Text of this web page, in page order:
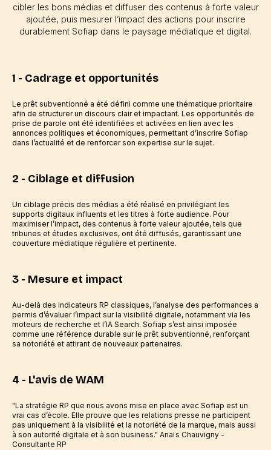
cibler les bons médias et diffuser des contenus à forte valeur
ajoutée, puis mesurer l’impact des actions pour inscrire
durablement Sofiap dans le paysage médiatique et digital.
1 - Cadrage et opportunités
Le prêt subventionné a été défini comme une thématique prioritaire
afin de structurer un discours clair et impactant. Les opportunités de
prise de parole ont été identifiées et activées en lien avec les
annonces politiques et économiques, permettant d’inscrire Sofiap
dans l’actualité et de renforcer son expertise sur le sujet.
2 - Ciblage et diffusion
Un ciblage précis des médias a été réalisé en privilégiant les
supports digitaux influents et les titres à forte audience. Pour
maximiser l’impact, des contenus à forte valeur ajoutée, tels que
tribunes et études exclusives, ont été diffusés, garantissant une
couverture médiatique régulière et pertinente.
3 - Mesure et impact
Au-delà des indicateurs RP classiques, l’analyse des performances a
permis d’évaluer l’impact sur la visibilité digitale, notamment via les
moteurs de recherche et l’IA Search. Sofiap s’est ainsi imposée
comme une référence durable sur le prêt subventionné, renforçant
sa notoriété et attirant de nouveaux partenaires.
4 - L'avis de WAM
"La stratégie RP que nous avons mise en place avec Sofiap est un
vrai cas d’école. Elle prouve que les relations presse ne participent
pas uniquement à la visibilité et la notoriété de la marque, mais aussi
à son autorité digitale et à son business." Anaïs Chauvigny -
Consultante RP